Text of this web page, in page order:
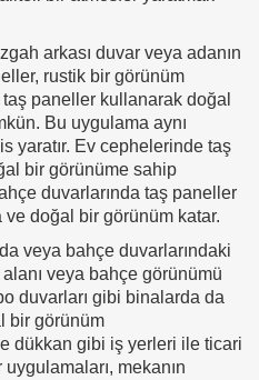
arkası duvar veya adanın
rustik bir görünüm
paneller kullanarak doğal
Bu uygulama aynı
yaratır. Ev cephelerinde taş
bir görünüme sahip
duvarlarında taş paneller
doğal bir görünüm katar.
veya bahçe duvarlarındaki
veya bahçe görünümü
duvarları gibi binalarda da
bir görünüm
dükkan gibi iş yerleri ile ticari
mekanın